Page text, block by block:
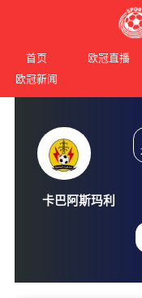
首页 欧冠直播
欧冠新闻
卡巴阿斯玛利